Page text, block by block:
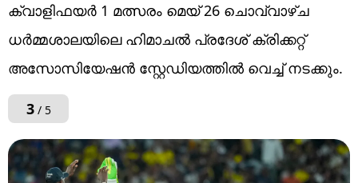
ക്വാളിഫയർ 1 മത്സരം മെയ് 26 ചൊവ്വാഴ്ച
ധർമ്മശാലയിലെ ഹിമാചൽ പ്രദേശ് ക്രിക്കറ്റ്
അസോസിയേഷൻ സ്റ്റേഡിയത്തിൽ വെച്ച് നടക്കും.
3/ 5